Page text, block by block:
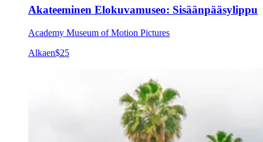
Akateeminen Elokuvamuseo: Sisäänpääsylippu
Academy Museum of Motion Pictures
Alkaen$25